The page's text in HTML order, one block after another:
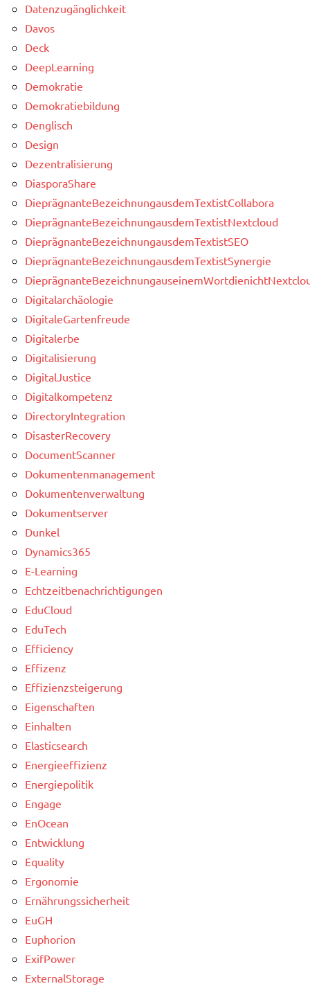
Datenzugänglichkeit
Davos
Deck
DeepLearning
Demokratie
Demokratiebildung
Denglisch
Design
Dezentralisierung
DiasporaShare
DieprägnanteBezeichnungausdemTextistCollabora
DieprägnanteBezeichnungausdemTextistNextcloud
DieprägnanteBezeichnungausdemTextistSEO
DieprägnanteBezeichnungausdemTextistSynergie
Digitalarchäologie
DigitaleGartenfreude
Digitalerbe
Digitalisierung
DigitalJustice
Digitalkompetenz
DirectoryIntegration
DisasterRecovery
DocumentScanner
Dokumentenmanagement
Dokumentenverwaltung
Dokumentserver
Dunkel
Dynamics365
E-Learning
Echtzeitbenachrichtigungen
EduCloud
EduTech
Efficiency
Effizenz
Effizienzsteigerung
Eigenschaften
Einhalten
Elasticsearch
Energieeffizienz
Energiepolitik
Engage
EnOcean
Entwicklung
Equality
Ergonomie
Ernährungssicherheit
EuGH
Euphorion
ExifPower
ExternalStorage